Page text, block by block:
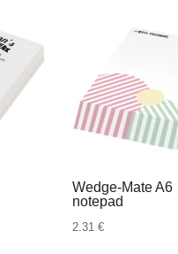
do
Wedge-Mate A6
notepad
2.31 €